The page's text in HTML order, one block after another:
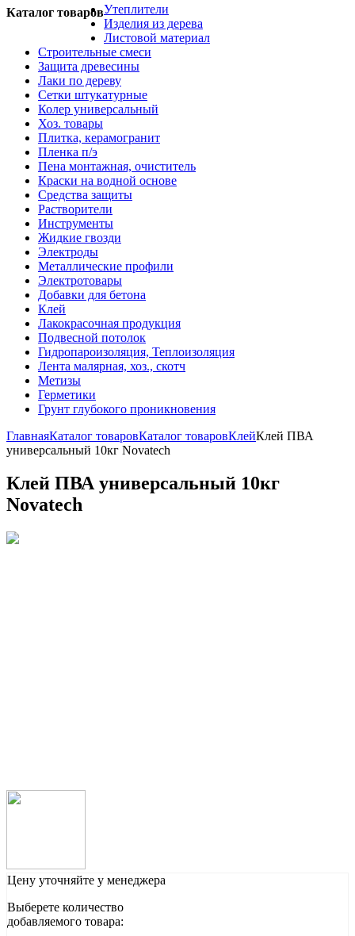
Каталог товаровУтеплители
Изделия из дерева
Листовой материал
Строительные смеси
Защита древесины
Лаки по дереву
Сетки штукатурные
Колер универсальный
Хоз. товары
Плитка, керамогранит
Пленка п/э
Пена монтажная, очиститель
Краски на водной основе
Средства защиты
Растворители
Инструменты
Жидкие гвозди
Электроды
Металлические профили
Электротовары
Добавки для бетона
Клей
Лакокрасочная продукция
Подвесной потолок
Гидропароизоляция, Теплоизоляция
Лента малярная, хоз., скотч
Метизы
Герметики
Грунт глубокого проникновения
ГлавнаяКаталог товаровКаталог товаровКлейКлей ПВА
универсальный 10кг Novatech
Клей ПВА универсальный 10кг
Novatech
Цену уточняйте у менеджера
Выберете количество
добавляемого товара: